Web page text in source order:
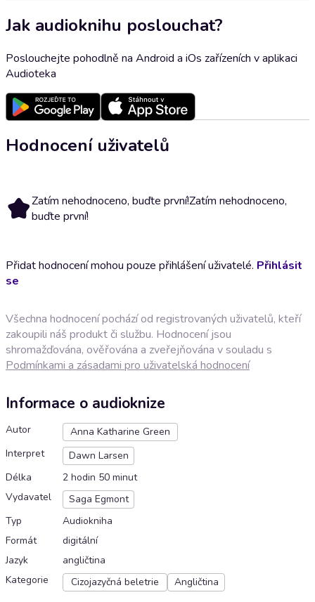
Jak audioknihu poslouchat?
Poslouchejte pohodlně na Android a iOs zařízeních v aplikaci
Audioteka
Hodnocení uživatelů
Zatím nehodnoceno, buďte první!Zatím nehodnoceno,
buďte první!
Přidat hodnocení mohou pouze přihlášení uživatelé. Přihlásit
se
Všechna hodnocení pochází od registrovaných uživatelů, kteří
zakoupili náš produkt či službu. Hodnocení jsou
shromažďována, ověřována a zveřejňována v souladu s
Podmínkami a zásadami pro uživatelská hodnocení
Informace o audioknize
Autor
Anna Katharine Green
Interpret
Dawn Larsen
Délka
2 hodin 50 minut
Vydavatel
Saga Egmont
Typ
Audiokniha
Formát
digitální
Jazyk
angličtina
Kategorie
Cizojazyčná beletrie Angličtina